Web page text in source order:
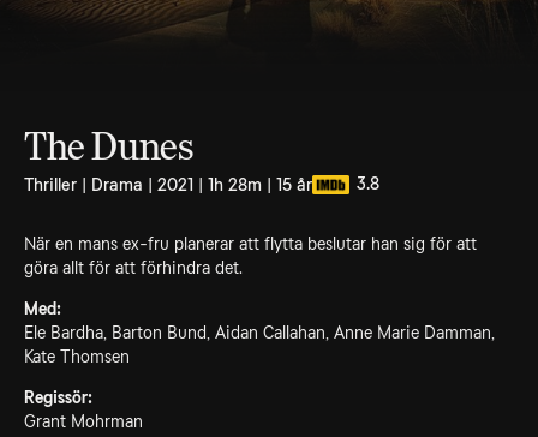
The Dunes
Thriller | Drama | 2021 | 1h 28m | 15 år 3.8
När en mans ex-fru planerar att flytta beslutar han sig för att
göra allt för att förhindra det.
Med:
Ele Bardha, Barton Bund, Aidan Callahan, Anne Marie Damman,
Kate Thomsen
Regissör:
Grant Mohrman